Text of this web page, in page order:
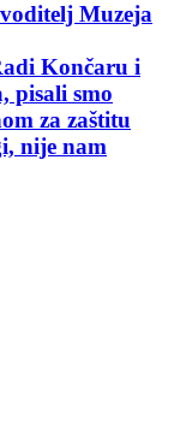
Muzeja
Končaru i
pisali smo
za zaštitu
nije nam